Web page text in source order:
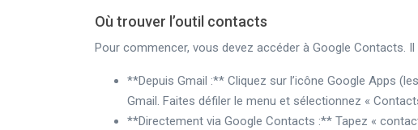
Où trouver l’outil contacts
Pour commencer, vous devez accéder à Google Contacts.
**Depuis Gmail :** Cliquez sur l’icône Google Apps
Gmail. Faites défiler le menu et sélectionnez «
**Directement via Google Contacts :** Tapez «